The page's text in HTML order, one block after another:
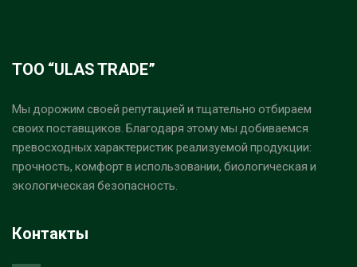
ТОО “ULAS TRADE”
Мы дорожим своей репутацией и тщательно отбираем
своих поставщиков. Благодаря этому мы добиваемся
превосходных характеристик реализуемой продукции:
прочность, комфорт в использовании, биологическая и
экологическая безопасность.
Контакты